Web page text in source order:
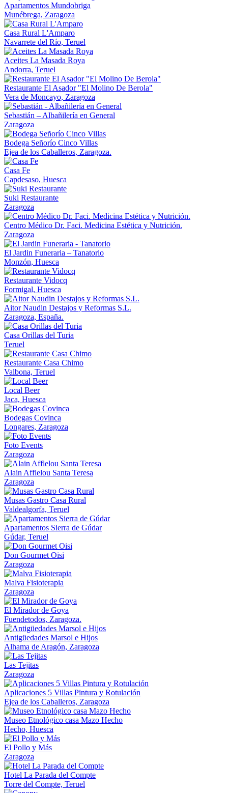
Apartamentos Mundobriga
Munébrega, Zaragoza
Casa Rural L'Amparo
Navarrete del Río, Teruel
Aceites La Masada Roya
Andorra, Teruel
Restaurante El Asador "El Molino De Berola"
Vera de Moncayo, Zaragoza
Sebastián – Albañilería en General
Zaragoza
Bodega Señorío Cinco Villas
Ejea de los Caballeros, Zaragoza.
Casa Fe
Capdesaso, Huesca
Suki Restaurante
Zaragoza
Centro Médico Dr. Faci. Medicina Estética y Nutrición.
Zaragoza
El Jardin Funeraria – Tanatorio
Monzón, Huesca
Restaurante Vidocq
Formigal, Huesca
Aitor Naudin Destajos y Reformas S.L.
Zaragoza, España.
Casa Orillas del Turia
Teruel
Restaurante Casa Chimo
Valbona, Teruel
Local Beer
Jaca, Huesca
Bodegas Covinca
Longares, Zaragoza
Foto Events
Zaragoza
Alain Afflelou Santa Teresa
Zaragoza
Musas Gastro Casa Rural
Valdealgorfa, Teruel
Apartamentos Sierra de Gúdar
Gúdar, Teruel
Don Gourmet Oisi
Zaragoza
Malva Fisioterapia
Zaragoza
El Mirador de Goya
Fuendetodos, Zaragoza.
Antigüedades Marsol e Hijos
Alhama de Aragón, Zaragoza
Las Tejitas
Zaragoza
Aplicaciones 5 Villas Pintura y Rotulación
Ejea de los Caballeros, Zaragoza
Museo Etnológico casa Mazo Hecho
Hecho, Huesca
El Pollo y Más
Zaragoza
Hotel La Parada del Compte
Torre del Compte, Teruel